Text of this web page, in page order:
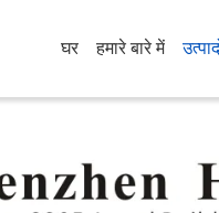
घर हमारे बारे में